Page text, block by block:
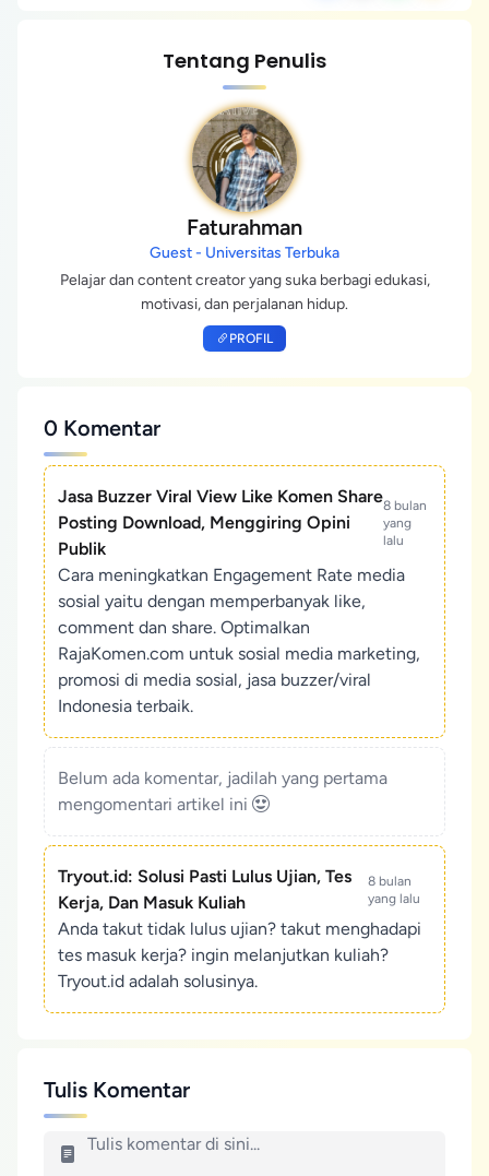
Tentang Penulis
Faturahman
Guest - Universitas Terbuka
Pelajar dan content creator yang suka berbagi edukasi,
motivasi, dan perjalanan hidup.
PROFIL
0 Komentar
Jasa Buzzer Viral View Like Komen Share
Posting Download, Menggiring Opini
Publik
8 bulan
yang
lalu
Cara meningkatkan Engagement Rate media
sosial yaitu dengan memperbanyak like,
comment dan share. Optimalkan
RajaKomen.com untuk sosial media marketing,
promosi di media sosial, jasa buzzer/viral
Indonesia terbaik.
Belum ada komentar, jadilah yang pertama
mengomentari artikel ini
Tryout.id: Solusi Pasti Lulus Ujian, Tes
Kerja, Dan Masuk Kuliah
8 bulan
yang lalu
Anda takut tidak lulus ujian? takut menghadapi
tes masuk kerja? ingin melanjutkan kuliah?
Tryout.id adalah solusinya.
Tulis Komentar